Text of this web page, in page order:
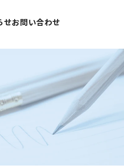
せお問い合わせ